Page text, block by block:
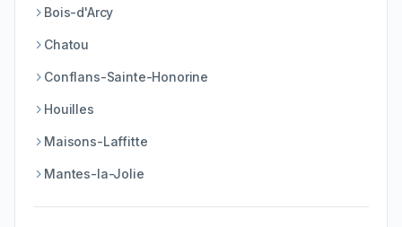
Bois-d'Arcy
Chatou
Conflans-Sainte-Honorine
Houilles
Maisons-Laffitte
Mantes-la-Jolie